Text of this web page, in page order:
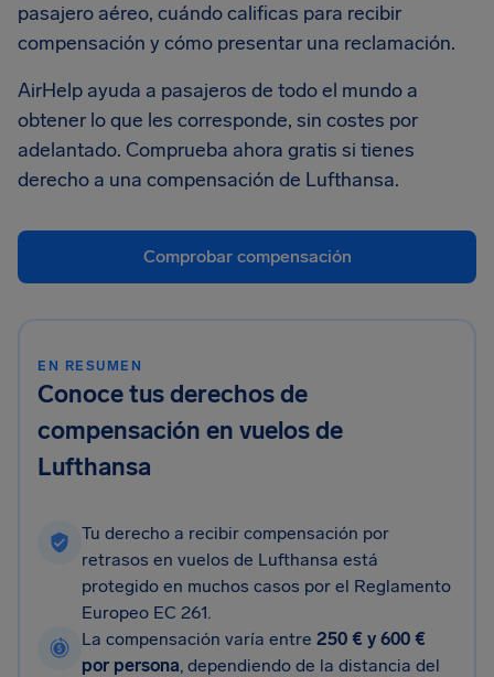
pasajero aéreo, cuándo calificas para recibir
compensación y cómo presentar una reclamación.
AirHelp ayuda a pasajeros de todo el mundo a
obtener lo que les corresponde, sin costes por
adelantado. Comprueba ahora gratis si tienes
derecho a una compensación de Lufthansa.
Comprobar compensación
EN RESUMEN
Conoce tus derechos de
compensación en vuelos de
Lufthansa
Tu derecho a recibir compensación por
retrasos en vuelos de Lufthansa está
protegido en muchos casos por el Reglamento
Europeo EC 261.
La compensación varía entre 250 € y 600 €
por persona, dependiendo de la distancia del